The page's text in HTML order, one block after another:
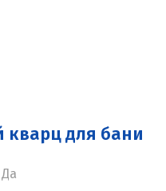
кварц для бани
Да